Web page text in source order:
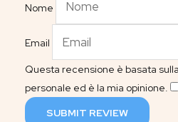
Nome
Email
Questa recensione è basata
personale ed è la mia opinione.
SUBMIT REVIEW